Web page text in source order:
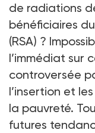
de radiations
bénéficiaires
(RSA) ?
l’immédiat sur
controversée
l’insertion et
la pauvreté.
futures